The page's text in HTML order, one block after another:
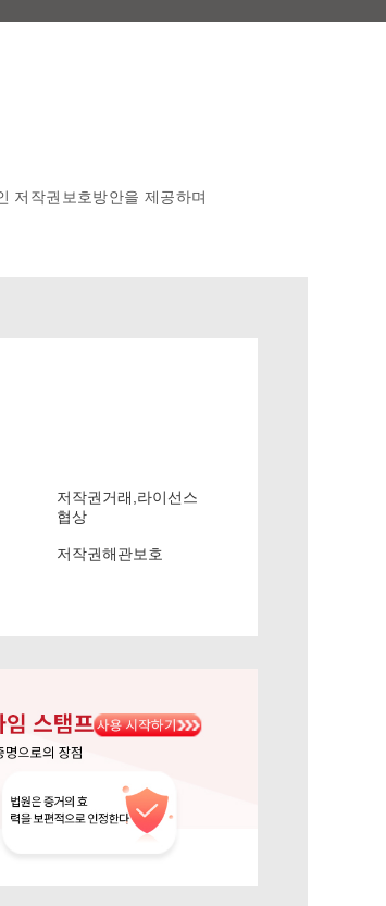
저작권보호방안을 제공하며
저작권거래,라이선스
협상
저작권해관보호